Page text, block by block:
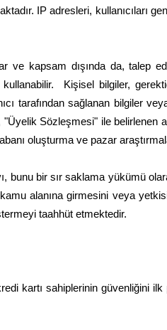
IP adresleri, kullanıcıları
ve kapsam dışında da, talep
Kişisel bilgiler,
tarafından sağlanan bilgiler
Sözleşmesi" ile belirlenen
oluşturma ve pazar
bunu bir sır saklama yükümü
alanına girmesini veya
taahhüt etmektedir.
kartı sahiplerinin güvenliğini